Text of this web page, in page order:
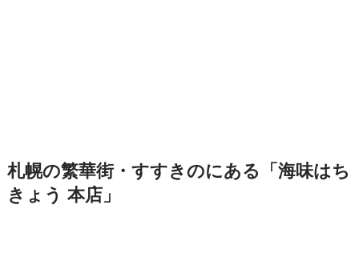
札幌の繁華街・すすきのにある「海味はち
きょう 本店」